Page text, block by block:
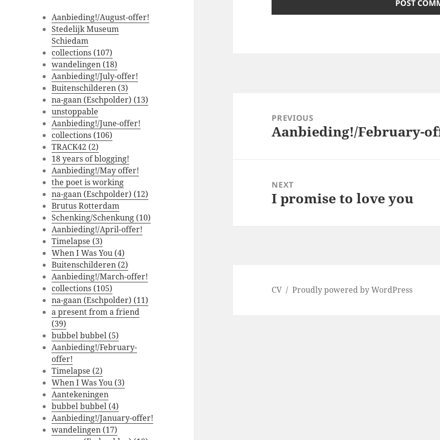
Aanbieding!/August-offer!
Stedelijk Museum
Schiedam
collections (107)
wandelingen (18)
Aanbieding!/July-offer!
Buitenschilderen (3)
na-gaan (Eschpolder) (13)
unstoppable
Aanbieding!/June-offer!
collections (106)
TRACK42 (2)
18 years of blogging!
Aanbieding!/May offer!
the poet is working
na-gaan (Eschpolder) (12)
Brutus Rotterdam
Schenking/Schenkung (10)
Aanbieding!/April-offer!
Timelapse (3)
When I Was You (4)
Buitenschilderen (2)
Aanbieding!/March-offer!
collections (105)
na-gaan (Eschpolder) (11)
a present from a friend
(39)
bubbel bubbel (5)
Aanbieding!/February-
offer!
Timelapse (2)
When I Was You (3)
Aantekeningen
bubbel bubbel (4)
Aanbieding!/January-offer!
wandelingen (17)
navigationPREVIOUS
Previous
Aanbieding!/February-
NEXT
Next
I promise to love you
CV Proudly powered by WordPress